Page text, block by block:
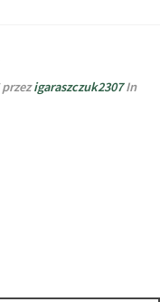
DLA
przezigaraszczuk2307In